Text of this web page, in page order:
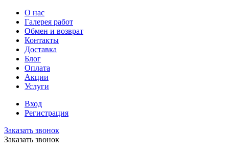
О нас
Галерея работ
Обмен и возврат
Контакты
Доставка
Блог
Оплата
Акции
Услуги
Вход
Регистрация
Заказать звонок
Заказать звонок